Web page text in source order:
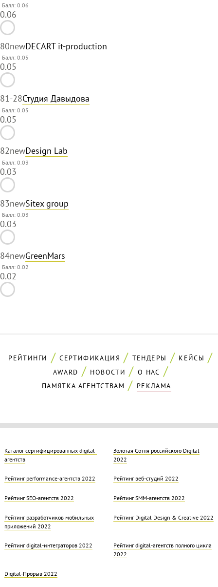
Балл: 0.06
0.06
80newDECART it-production
Балл: 0.05
0.05
81-28Студия Давыдова
Балл: 0.05
0.05
82newDesign Lab
Балл: 0.03
0.03
83newSitex group
Балл: 0.03
0.03
84newGreenMars
Балл: 0.02
0.02
РЕЙТИНГИ СЕРТИФИКАЦИЯ ТЕНДЕРЫ
КЕЙСЫ
AWARD
НОВОСТИ
О НАС
ПАМЯТКА АГЕНТСТВАМ
РЕКЛАМА
Каталог сертифицированных digital-
агентств
Золотая Cотня российского Digital
2022
Рейтинг performance-агентств 2022 Рейтинг веб-студий 2022
Рейтинг SEO-агентств 2022 Рейтинг SMM-агентств 2022
Рейтинг разработчиков мобильных
приложений 2022
Рейтинг Digital Design & Creative 2022
Рейтинг digital-интеграторов 2022
Рейтинг digital-агентств полного цикла
2022
Digital-Прорыв 2022